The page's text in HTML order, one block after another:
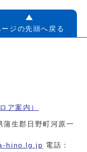
ージの先頭へ戻る
ア案内）
生郡日野町河原一
hino.lg.jp 電話：